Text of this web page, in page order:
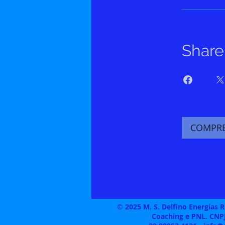
Share
© 2025 M. S. Delfino Energias
Coaching e PNL.